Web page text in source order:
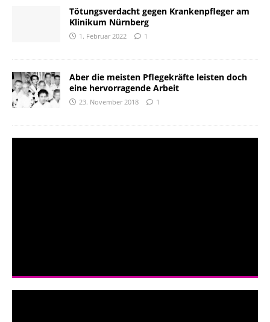
Tötungsverdacht gegen Krankenpfleger am
Klinikum Nürnberg
1. Februar 2022 1
Aber die meisten Pflegekräfte leisten doch
eine hervorragende Arbeit
23. November 2018 1